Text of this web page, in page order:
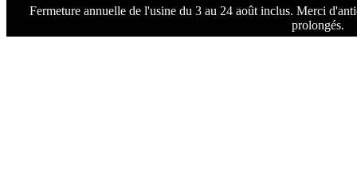
Fermeture annuelle de l'usine du 3 au 24 août inclus. Merci
prolongés.